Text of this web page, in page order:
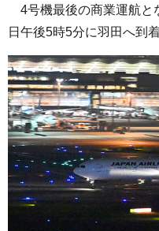
4号機最後の商業運航と
日午後5時5分に羽田へ到